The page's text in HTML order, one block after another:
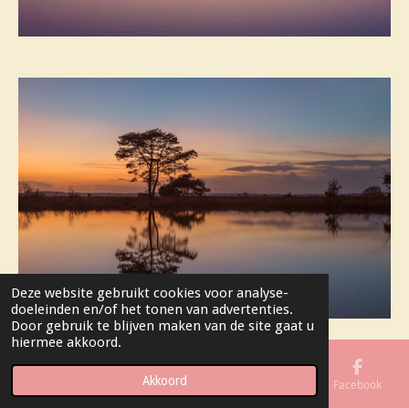
Deze website gebruikt cookies voor analyse-
doeleinden en/of het tonen van advertenties.
Door gebruik te blijven maken van de site gaat u
hiermee akkoord.
Akkoord
Telefoonnummer Facebook